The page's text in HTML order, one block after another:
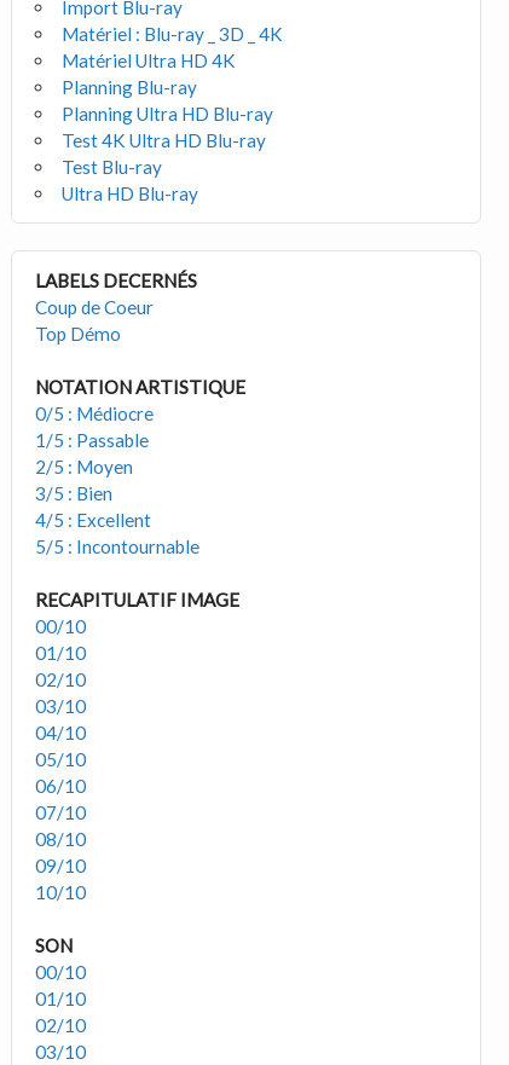
Import Blu-ray
Matériel : Blu-ray _ 3D _ 4K
Matériel Ultra HD 4K
Planning Blu-ray
Planning Ultra HD Blu-ray
Test 4K Ultra HD Blu-ray
Test Blu-ray
Ultra HD Blu-ray
LABELS DECERNÉS
Coup de Coeur
Top Démo
NOTATION ARTISTIQUE
0/5 : Médiocre
1/5 : Passable
2/5 : Moyen
3/5 : Bien
4/5 : Excellent
5/5 : Incontournable
RECAPITULATIF IMAGE
00/10
01/10
02/10
03/10
04/10
05/10
06/10
07/10
08/10
09/10
10/10
SON
00/10
01/10
02/10
03/10